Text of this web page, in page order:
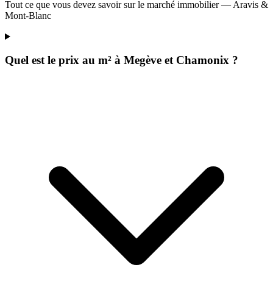
Tout ce que vous devez savoir sur le marché immobilier — Aravis &
Mont-Blanc
Quel est le prix au m² à Megève et Chamonix ?